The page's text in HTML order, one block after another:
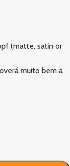
(matte, satin or
muito bem a